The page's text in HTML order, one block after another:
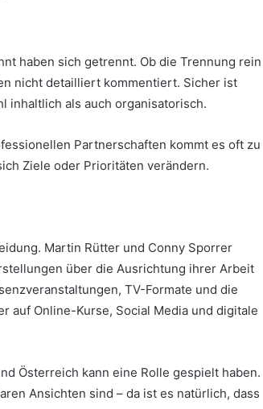
haben sich getrennt. Ob die Trennung rein
nicht detailliert kommentiert. Sicher ist
inhaltlich als auch organisatorisch.
Partnerschaften kommt es oft zu
Ziele oder Prioritäten verändern.
Martin Rütter und Conny Sporrer
über die Ausrichtung ihrer Arbeit
TV-Formate und die
auf Online-Kurse, Social Media und digitale
Österreich kann eine Rolle gespielt haben.
Ansichten sind – da ist es natürlich, dass